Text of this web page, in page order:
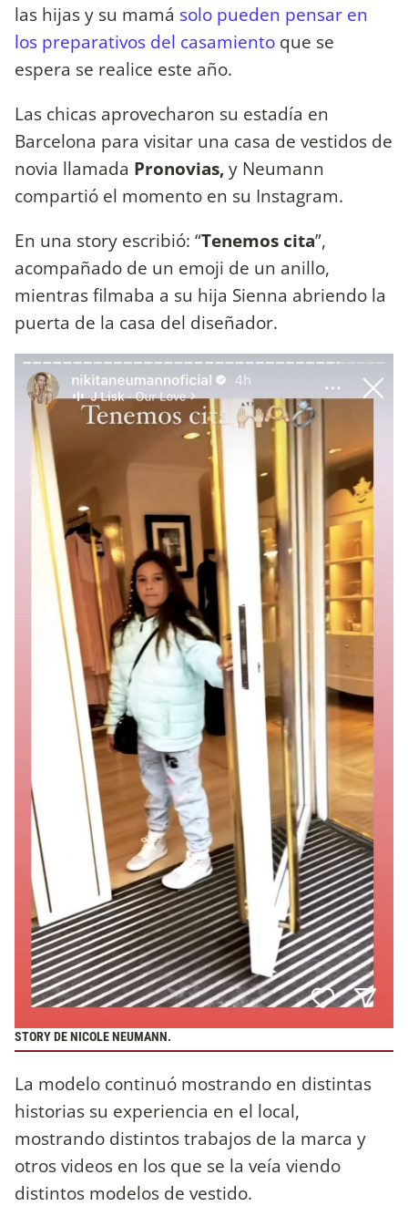
las hijas y su mamá solo pueden pensar en
los preparativos del casamiento que se
espera se realice este año.
Las chicas aprovecharon su estadía en
Barcelona para visitar una casa de vestidos de
novia llamada Pronovias,y Neumann
compartió el momento en su Instagram.
En una story escribió: “Tenemos cita”,
acompañado de un emoji de un anillo,
mientras filmaba a su hija Sienna abriendo la
puerta de la casa del diseñador.
STORY DE NICOLE NEUMANN.
La modelo continuó mostrando en distintas
historias su experiencia en el local,
mostrando distintos trabajos de la marca y
otros videos en los que se la veía viendo
distintos modelos de vestido.